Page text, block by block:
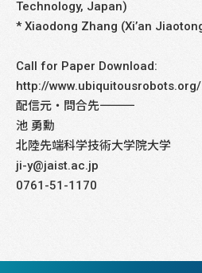
Technology, Japan)
* Xiaodong Zhang (Xi’an
Call for Paper Download:
http://
配信元・問合先――――――――――――――――――――――――――――
池 勇勳
北陸先端科学技術大学院大学
ji-y@jaist.ac.jp
0761-51-1170